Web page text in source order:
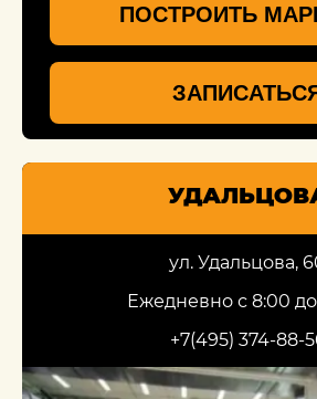
ПОСТРОИТЬ
ул. Удальцова,
Ежедневно с 8:00
+7(495) 374-88-